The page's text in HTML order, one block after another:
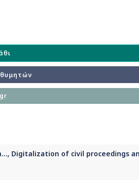
Digitalization of civil proceedings